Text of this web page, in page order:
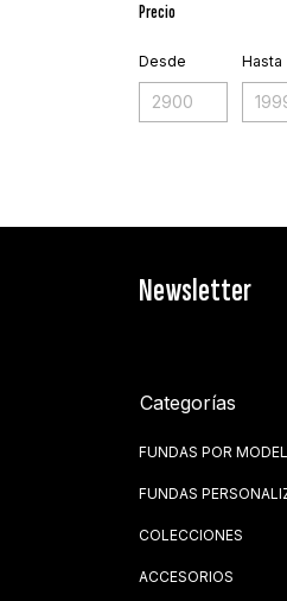
Precio
Desde Hasta
Newsletter
Categorías
FUNDAS POR
FUNDAS
COLECCIONES
ACCESORIOS